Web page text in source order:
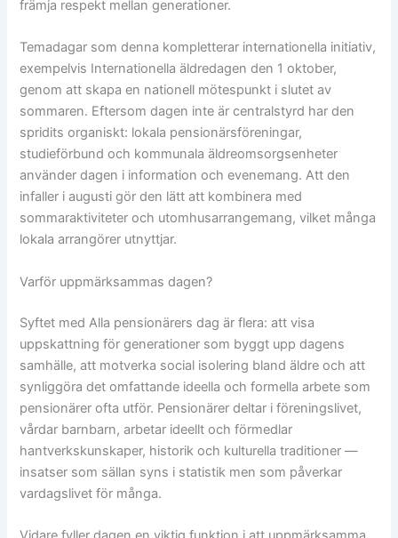
främja respekt mellan generationer.
Temadagar som denna kompletterar internationella initiativ,
exempelvis Internationella äldredagen den 1 oktober,
genom att skapa en nationell mötespunkt i slutet av
sommaren. Eftersom dagen inte är centralstyrd har den
spridits organiskt: lokala pensionärsföreningar,
studieförbund och kommunala äldreomsorgsenheter
använder dagen i information och evenemang. Att den
infaller i augusti gör den lätt att kombinera med
sommaraktiviteter och utomhusarrangemang, vilket många
lokala arrangörer utnyttjar.
Varför uppmärksammas dagen?
Syftet med Alla pensionärers dag är flera: att visa
uppskattning för generationer som byggt upp dagens
samhälle, att motverka social isolering bland äldre och att
synliggöra det omfattande ideella och formella arbete som
pensionärer ofta utför. Pensionärer deltar i föreningslivet,
vårdar barnbarn, arbetar ideellt och förmedlar
hantverkskunskaper, historik och kulturella traditioner —
insatser som sällan syns i statistik men som påverkar
vardagslivet för många.